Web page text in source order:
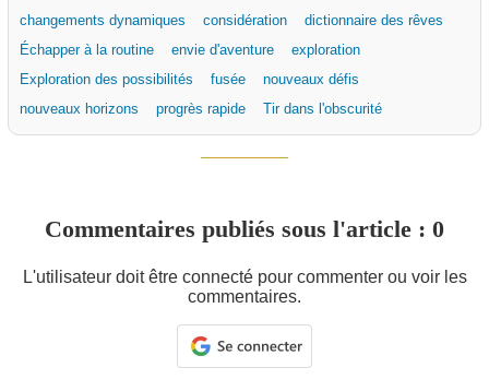
changements dynamiques
considération
dictionnaire des rêves
Échapper à la routine
envie d'aventure
exploration
Exploration des possibilités
fusée
nouveaux défis
nouveaux horizons
progrès rapide Tir dans l'obscurité
Commentaires publiés sous l'article : 0
L'utilisateur doit être connecté pour commenter ou voir les
commentaires.